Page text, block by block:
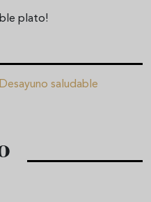
plato!
Desayuno saludable